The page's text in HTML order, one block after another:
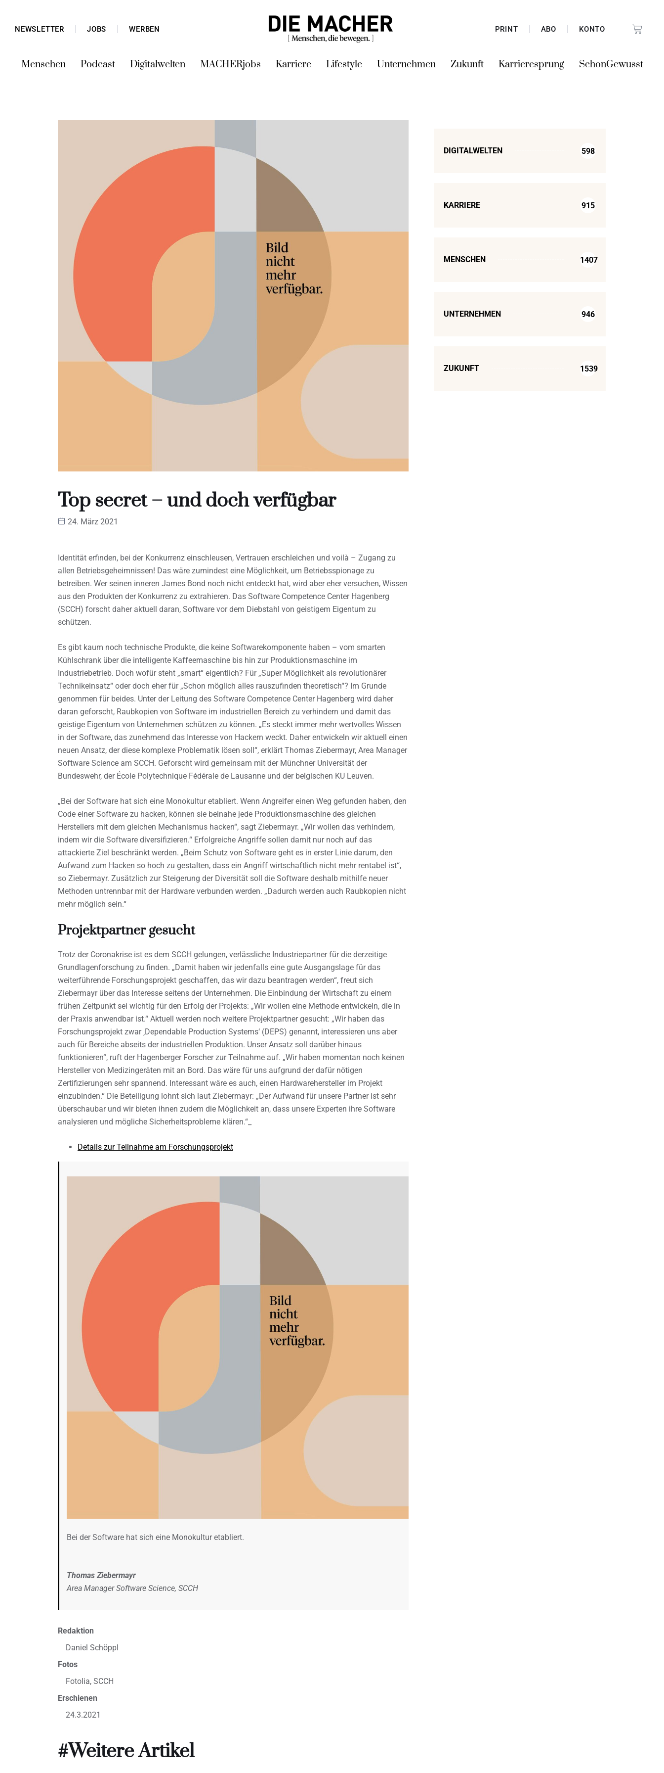
NEWSLETTER JOBS WERBEN PRINT ABO KONTO
Menschen Podcast Digitalwelten MACHERjobs Karriere Lifestyle Unternehmen Zukunft Karrieresprung SchonGewusst
Top secret – und doch verfügbar
24. März 2021
Identität erfinden, bei der Konkurrenz einschleusen, Vertrauen erschleichen und voilà – Zugang zu
allen Betriebsgeheimnissen! Das wäre zumindest eine Möglichkeit, um Betriebsspionage zu
betreiben. Wer seinen inneren James Bond noch nicht entdeckt hat, wird aber eher versuchen, Wissen
aus den Produkten der Konkurrenz zu extrahieren. Das Software Competence Center Hagenberg
(SCCH) forscht daher aktuell daran, Software vor dem Diebstahl von geistigem Eigentum zu
schützen.
Es gibt kaum noch technische Produkte, die keine Softwarekomponente haben – vom smarten
Kühlschrank über die intelligente Kaffeemaschine bis hin zur Produktionsmaschine im
Industriebetrieb. Doch wofür steht „smart“ eigentlich? Für „Super Möglichkeit als revolutionärer
Technikeinsatz“ oder doch eher für „Schon möglich alles rauszufinden theoretisch“? Im Grunde
genommen für beides. Unter der Leitung des Software Competence Center Hagenberg wird daher
daran geforscht, Raubkopien von Software im industriellen Bereich zu verhindern und damit das
geistige Eigentum von Unternehmen schützen zu können. „Es steckt immer mehr wertvolles Wissen
in der Software, das zunehmend das Interesse von Hackern weckt. Daher entwickeln wir aktuell einen
neuen Ansatz, der diese komplexe Problematik lösen soll“, erklärt Thomas Ziebermayr, Area Manager
Software Science am SCCH. Geforscht wird gemeinsam mit der Münchner Universität der
Bundeswehr, der École Polytechnique Fédérale de Lausanne und der belgischen KU Leuven.
„Bei der Software hat sich eine Monokultur etabliert. Wenn Angreifer einen Weg gefunden haben, den
Code einer Software zu hacken, können sie beinahe jede Produktionsmaschine des gleichen
Herstellers mit dem gleichen Mechanismus hacken“, sagt Ziebermayr. „Wir wollen das verhindern,
indem wir die Software diversifizieren.“ Erfolgreiche Angriffe sollen damit nur noch auf das
attackierte Ziel beschränkt werden. „Beim Schutz von Software geht es in erster Linie darum, den
Aufwand zum Hacken so hoch zu gestalten, dass ein Angriff wirtschaftlich nicht mehr rentabel ist“,
so Ziebermayr. Zusätzlich zur Steigerung der Diversität soll die Software deshalb mithilfe neuer
Methoden untrennbar mit der Hardware verbunden werden. „Dadurch werden auch Raubkopien nicht
mehr möglich sein.“
Projektpartner gesucht
Trotz der Coronakrise ist es dem SCCH gelungen, verlässliche Industriepartner für die derzeitige
Grundlagenforschung zu finden. „Damit haben wir jedenfalls eine gute Ausgangslage für das
weiterführende Forschungsprojekt geschaffen, das wir dazu beantragen werden“, freut sich
Ziebermayr über das Interesse seitens der Unternehmen. Die Einbindung der Wirtschaft zu einem
frühen Zeitpunkt sei wichtig für den Erfolg der Projekts: „Wir wollen eine Methode entwickeln, die in
der Praxis anwendbar ist.“ Aktuell werden noch weitere Projektpartner gesucht: „Wir haben das
Forschungsprojekt zwar ‚Dependable Production Systems‘ (DEPS) genannt, interessieren uns aber
auch für Bereiche abseits der industriellen Produktion. Unser Ansatz soll darüber hinaus
funktionieren“, ruft der Hagenberger Forscher zur Teilnahme auf. „Wir haben momentan noch keinen
Hersteller von Medizingeräten mit an Bord. Das wäre für uns aufgrund der dafür nötigen
Zertifizierungen sehr spannend. Interessant wäre es auch, einen Hardwarehersteller im Projekt
einzubinden.“ Die Beteiligung lohnt sich laut Ziebermayr: „Der Aufwand für unsere Partner ist sehr
überschaubar und wir bieten ihnen zudem die Möglichkeit an, dass unsere Experten ihre Software
analysieren und mögliche Sicherheitsprobleme klären.“_
Details zur Teilnahme am Forschungsprojekt
Bei der Software hat sich eine Monokultur etabliert.
Thomas Ziebermayr
Area Manager Software Science, SCCH
Redaktion
Daniel Schöppl
Fotos
Fotolia, SCCH
Erschienen
24.3.2021
#Weitere Artikel
DIGITALWELTEN 598
KARRIERE 915
MENSCHEN 1407
UNTERNEHMEN 946
ZUKUNFT 1539